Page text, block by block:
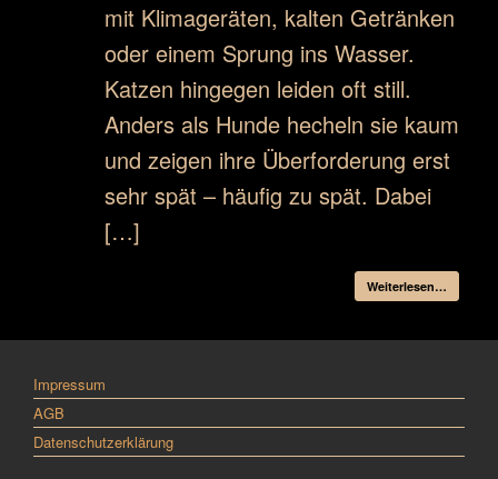
mit Klimageräten, kalten Getränken
oder einem Sprung ins Wasser.
Katzen hingegen leiden oft still.
Anders als Hunde hecheln sie kaum
und zeigen ihre Überforderung erst
sehr spät – häufig zu spät. Dabei
[…]
Weiterlesen…
Impressum
AGB
Datenschutzerklärung